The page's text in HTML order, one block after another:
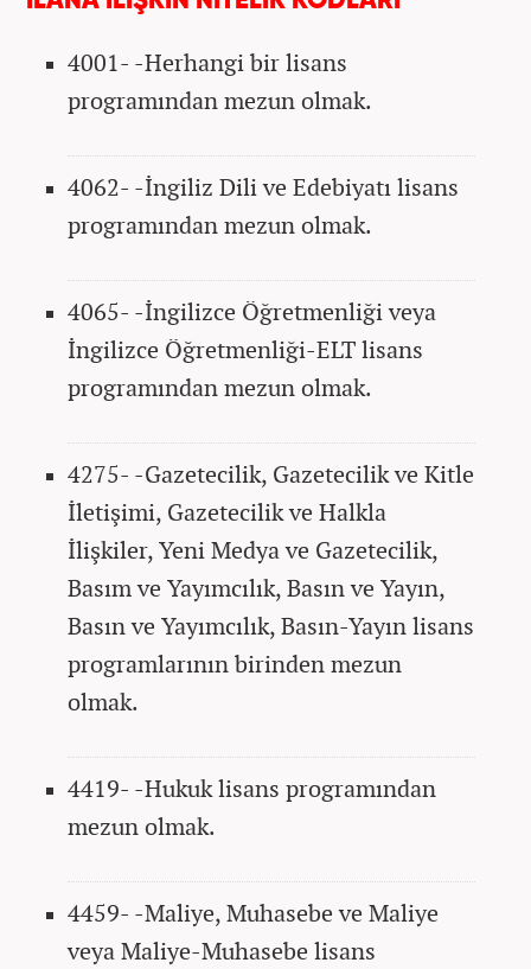
4001- -Herhangi bir lisans
programından mezun olmak.
4062- -İngiliz Dili ve Edebiyatı lisans
programından mezun olmak.
4065- -İngilizce Öğretmenliği veya
İngilizce Öğretmenliği-ELT lisans
programından mezun olmak.
4275- -Gazetecilik, Gazetecilik ve Kitle
İletişimi, Gazetecilik ve Halkla
İlişkiler, Yeni Medya ve Gazetecilik,
Basım ve Yayımcılık, Basın ve Yayın,
Basın ve Yayımcılık, Basın-Yayın lisans
programlarının birinden mezun
olmak.
4419- -Hukuk lisans programından
mezun olmak.
4459- -Maliye, Muhasebe ve Maliye
veya Maliye-Muhasebe lisans